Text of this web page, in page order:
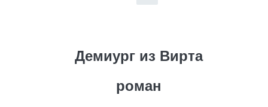
Демиург из Вирта
роман